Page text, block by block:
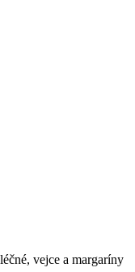
vejce a margaríny